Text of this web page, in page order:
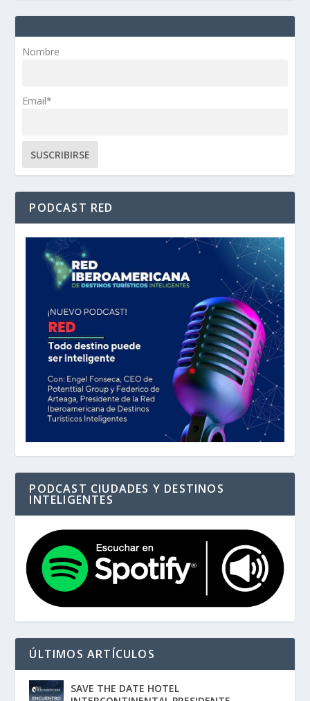
Nombre
Email*
PODCAST RED
PODCAST CIUDADES Y DESTINOS
INTELIGENTES
ÚLTIMOS ARTÍCULOS
SAVE THE DATE HOTEL